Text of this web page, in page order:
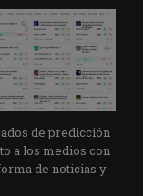
de predicción
a los medios con
de noticias y